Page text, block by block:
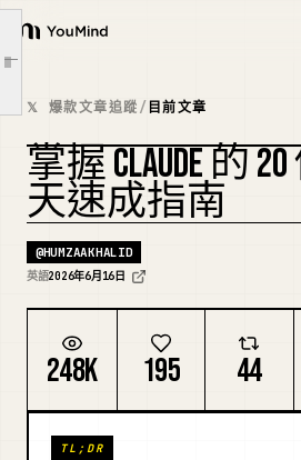
YouMind
概覽
使用案例
技能
提示詞
定價
文章大綱
第二部分 - 實作指南
在深入第三層之前，先了解這些詞彙。
10 天計畫
60 秒摘要：
𝕏 爆款文章追蹤/ 目前文章
掌握 CLAUDE 的
天速成指南
@HUMZAAKHALID
英語2026年6月16日
248K 195 44
TL;DR